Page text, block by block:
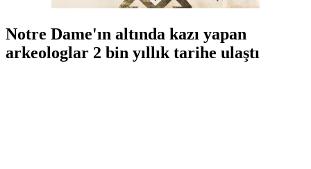
Notre Dame'ın altında kazı yapan
arkeologlar 2 bin yıllık tarihe ulaştı